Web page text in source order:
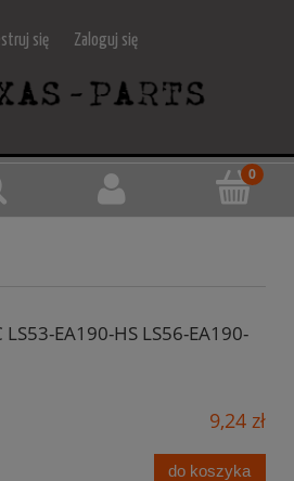
się Zaloguj się
LS53-EA190-HS LS56-EA190-
9,24 zł
do koszyka